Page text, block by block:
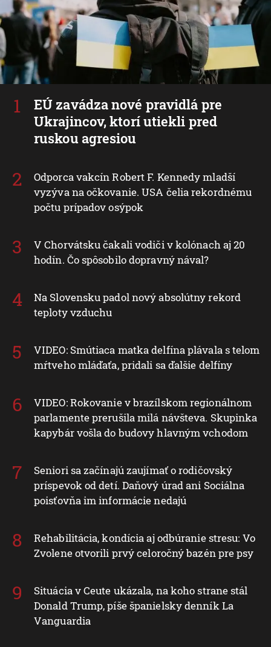
EÚ zavádza nové pravidlá pre
Ukrajincov, ktorí utiekli pred
ruskou agresiou
Odporca vakcín Robert F. Kennedy mladší
vyzýva na očkovanie. USA čelia rekordnému
počtu prípadov osýpok
V Chorvátsku čakali vodiči v kolónach aj 20
hodín. Čo spôsobilo dopravný nával?
Na Slovensku padol nový absolútny rekord
teploty vzduchu
VIDEO: Smútiaca matka delfína plávala s telom
mŕtveho mláďaťa, pridali sa ďalšie delfíny
VIDEO: Rokovanie v brazílskom regionálnom
parlamente prerušila milá návšteva. Skupinka
kapybár vošla do budovy hlavným vchodom
Seniori sa začínajú zaujímať o rodičovský
príspevok od detí. Daňový úrad ani Sociálna
poisťovňa im informácie nedajú
Rehabilitácia, kondícia aj odbúranie stresu: Vo
Zvolene otvorili prvý celoročný bazén pre psy
Situácia v Ceute ukázala, na koho strane stál
Donald Trump, píše španielsky denník La
Vanguardia